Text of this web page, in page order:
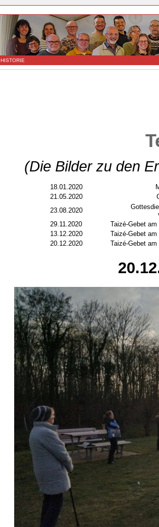
HISTORIE
(Die Bilder zu den
18.01.2020
21.05.2020
23.08.2020
29.11.2020
Taizé-Gebet
13.12.2020
Taizé-Gebet
20.12.2020
Taizé-Gebet